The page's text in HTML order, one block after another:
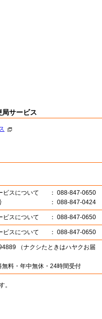
局サービス
ビスについて
： 088-847-0650
： 088-847-0424
ビスについて ： 088-847-0650
ビスについて ： 088-847-0650
（ナクシたときはハヤクお届
料・年中無休・24時間受付
。